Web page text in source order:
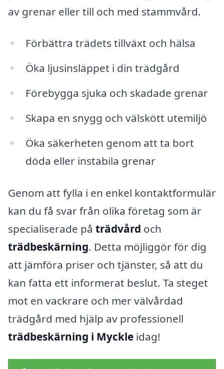
av grenar eller till och med stammvård.
Förbättra trädets tillväxt och hälsa
Öka ljusinsläppet i din trädgård
Förebygga sjuka och skadade grenar
Skapa en snygg och välskött utemiljö
Öka säkerheten genom att ta bort
döda eller instabila grenar
Genom att fylla i en enkel kontaktformulär
kan du få svar från olika företag som är
specialiserade på trädvård och
trädbeskärning. Detta möjliggör för dig
att jämföra priser och tjänster, så att du
kan fatta ett informerat beslut. Ta steget
mot en vackrare och mer välvårdad
trädgård med hjälp av professionell
trädbeskärning i Myckle idag!